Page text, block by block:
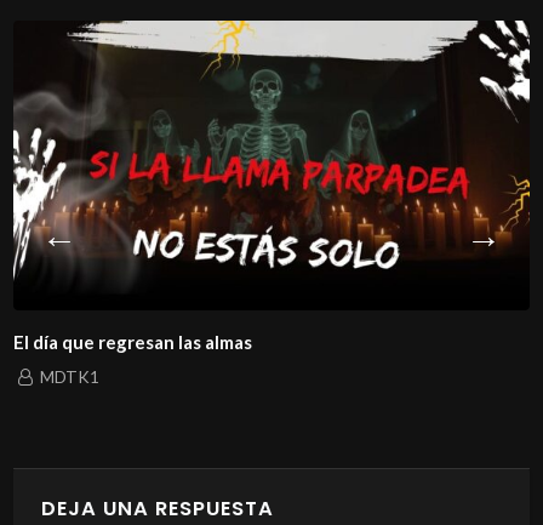
El día que regresan las almas
MDTK1
DEJA UNA RESPUESTA